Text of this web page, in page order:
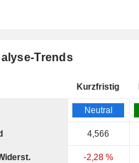
Trends
Kurzfristig
Neutral
4,566
-2,28 %